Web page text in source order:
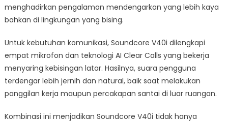
menghadirkan pengalaman mendengarkan yang lebih kaya
bahkan di lingkungan yang bising.
Untuk kebutuhan komunikasi, Soundcore V40i dilengkapi
empat mikrofon dan teknologi AI Clear Calls yang bekerja
menyaring kebisingan latar. Hasilnya, suara pengguna
terdengar lebih jernih dan natural, baik saat melakukan
panggilan kerja maupun percakapan santai di luar ruangan.
Kombinasi ini menjadikan Soundcore V40i tidak hanya